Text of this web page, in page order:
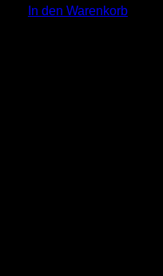
In den Warenkorb